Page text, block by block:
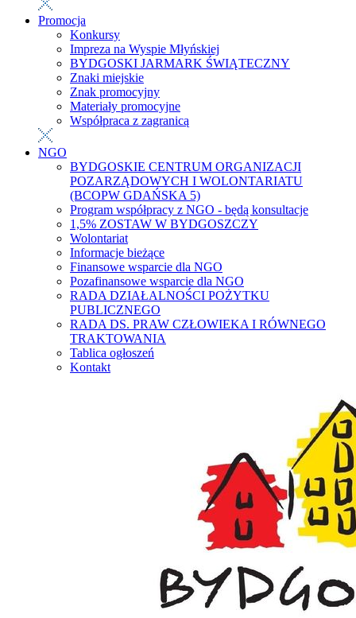
Promocja
Konkursy
Impreza na Wyspie Młyńskiej
BYDGOSKI JARMARK ŚWIĄTECZNY
Znaki miejskie
Znak promocyjny
Materiały promocyjne
Współpraca z zagranicą
NGO
BYDGOSKIE CENTRUM ORGANIZACJI
POZARZĄDOWYCH I WOLONTARIATU
(BCOPW GDAŃSKA 5)
Program współpracy z NGO - będą konsultacje
1,5% ZOSTAW W BYDGOSZCZY
Wolontariat
Informacje bieżące
Finansowe wsparcie dla NGO
Pozafinansowe wsparcie dla NGO
RADA DZIAŁALNOŚCI POŻYTKU
PUBLICZNEGO
RADA DS. PRAW CZŁOWIEKA I RÓWNEGO
TRAKTOWANIA
Tablica ogłoszeń
Kontakt